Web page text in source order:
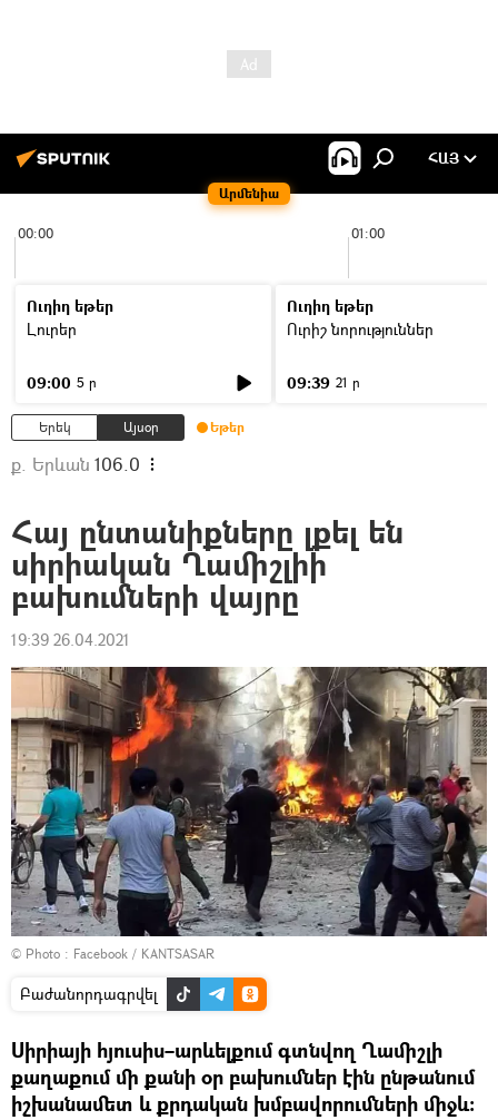
Արմենիա
ՀԱՅ
00:00 01:00
Ուղիղ եթեր
Լուրեր
09:00 5 ր
Ուղիղ եթեր
Ուրիշ նորություններ
09:39 21 ր
Երեկ Այսօր Եթեր
ք. Երևան 106.0
Հայ ընտանիքները լքել են
սիրիական Ղամիշլիի
բախումների վայրը
19:39 26.04.2021
© Photo : Facebook / KANTSASAR
Բաժանորդագրվել
Սիրիայի հյուսիս–արևելքում գտնվող Ղամիշլի
քաղաքում մի քանի օր բախումներ էին ընթանում
իշխանամետ և քրդական խմբավորումների միջև: